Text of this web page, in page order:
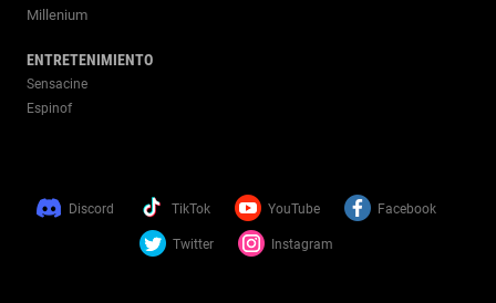
Millenium
ENTRETENIMIENTO
Sensacine
Espinof
Discord TikTok YouTube Facebook
Twitter Instagram